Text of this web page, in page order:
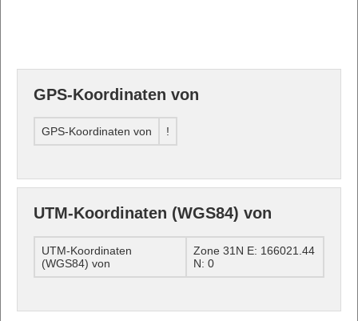
GPS-Koordinaten von
GPS-Koordinaten von !
UTM-Koordinaten (WGS84) von
UTM-Koordinaten
(WGS84) von
Zone 31N E: 166021.44
N: 0